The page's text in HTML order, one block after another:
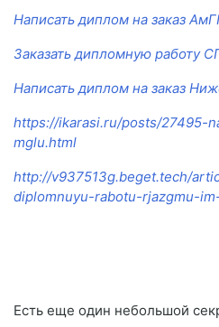
Написать диплом на заказ
Заказать дипломную работу
Написать диплом на заказ
https://ikarasi.ru/posts/27495-
mglu.html
http://v937513g.beget.tech/
diplomnuyu-rabotu-rjazgmu-
Есть еще один небольшой